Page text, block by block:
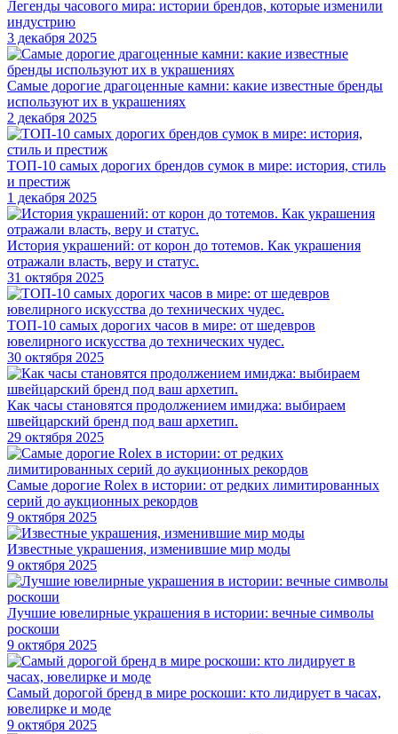
Легенды часового мира: истории брендов, которые изменили
индустрию
3 декабря 2025
Самые дорогие драгоценные камни: какие известные бренды
используют их в украшениях
2 декабря 2025
ТОП-10 самых дорогих брендов сумок в мире: история, стиль
и престиж
1 декабря 2025
История украшений: от корон до тотемов. Как украшения
отражали власть, веру и статус.
31 октября 2025
ТОП-10 самых дорогих часов в мире: от шедевров
ювелирного искусства до технических чудес.
30 октября 2025
Как часы становятся продолжением имиджа: выбираем
швейцарский бренд под ваш архетип.
29 октября 2025
Самые дорогие Rolex в истории: от редких лимитированных
серий до аукционных рекордов
9 октября 2025
Известные украшения, изменившие мир моды
9 октября 2025
Лучшие ювелирные украшения в истории: вечные символы
роскоши
9 октября 2025
Самый дорогой бренд в мире роскоши: кто лидирует в часах,
ювелирке и моде
9 октября 2025